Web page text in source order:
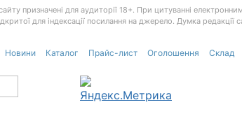
призначені для аудиторії 18+. При цитуванні
для індексації посилання на джерело. Думка
Новини Каталог Прайс-лист Оголошення Склад